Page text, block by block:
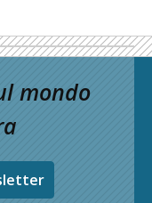
mondo